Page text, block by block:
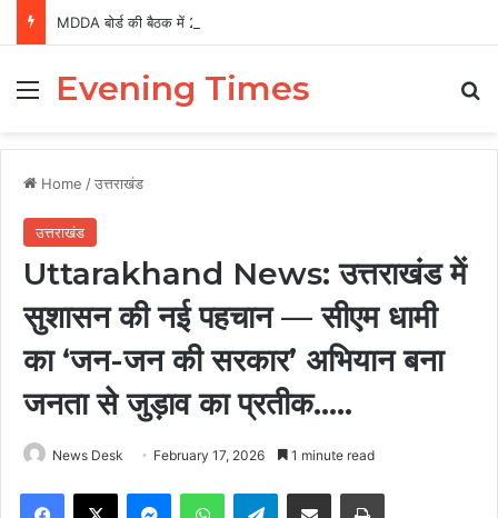
MenuEvening Times
Home /उत्तराखंड
उत्तराखंड
Uttarakhand News: उत्तराखंड में
सुशासन की नई पहचान — सीएम धामी
का ‘जन-जन की सरकार’ अभियान बना
जनता से जुड़ाव का प्रतीक…..
News Desk February 17, 2026 1 minute read
Facebook
X MessengerWhatsAppTelegramShare via Email Print